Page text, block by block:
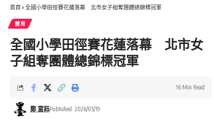
首頁 » 全國小學田徑賽花蓮落幕 北市女子組奪團體總錦標冠軍
體育
全國小學田徑賽花蓮落幕 北市女
子組奪團體總錦標冠軍
鄭 富鈺Published: 2026/05/19
16 Min Read